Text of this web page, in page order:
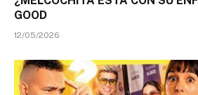
GOOD
12/05/2026